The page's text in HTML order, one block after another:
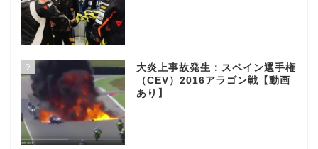
9
大炎上事故発生：スペイン選手権
（CEV）2016アラゴン戦【動画
あり】